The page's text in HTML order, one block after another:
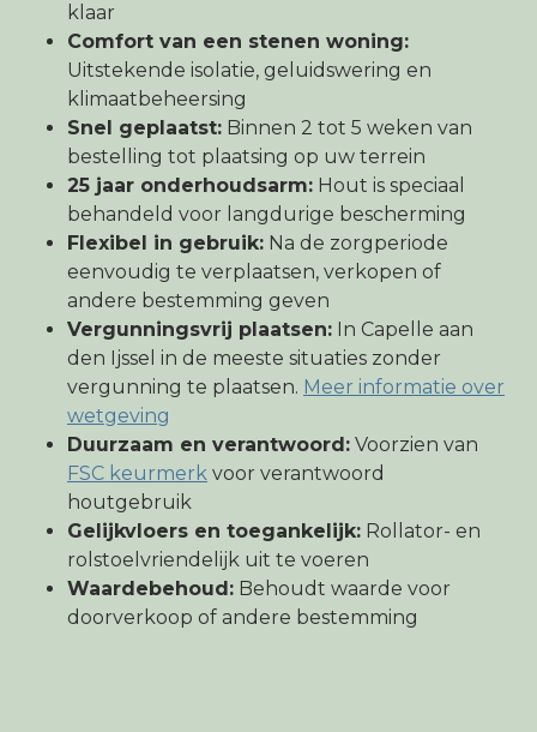
klaar
Comfort van een stenen woning:
Uitstekende isolatie, geluidswering en
klimaatbeheersing
Snel geplaatst: Binnen 2 tot 5 weken van
bestelling tot plaatsing op uw terrein
25 jaar onderhoudsarm: Hout is speciaal
behandeld voor langdurige bescherming
Flexibel in gebruik: Na de zorgperiode
eenvoudig te verplaatsen, verkopen of
andere bestemming geven
Vergunningsvrij plaatsen: In Capelle aan
den Ijssel in de meeste situaties zonder
vergunning te plaatsen. Meer informatie over
wetgeving
Duurzaam en verantwoord: Voorzien van
FSC keurmerk voor verantwoord
houtgebruik
Gelijkvloers en toegankelijk: Rollator- en
rolstoelvriendelijk uit te voeren
Waardebehoud: Behoudt waarde voor
doorverkoop of andere bestemming